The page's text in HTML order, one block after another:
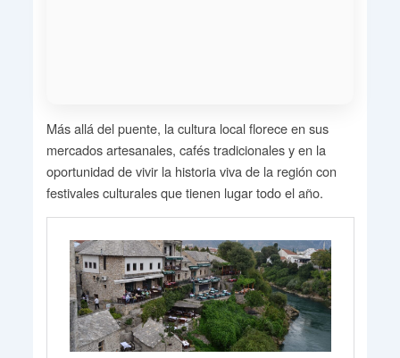
Más allá del puente, la cultura local florece en sus
mercados artesanales, cafés tradicionales y en la
oportunidad de vivir la historia viva de la región con
festivales culturales que tienen lugar todo el año.